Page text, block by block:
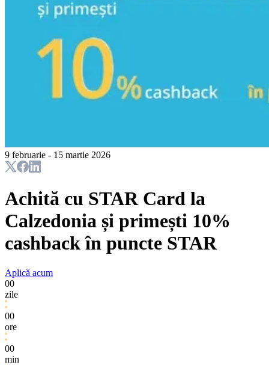
9 februarie - 15 martie 2026
Achită cu STAR Card la
Calzedonia și primești 10%
cashback în puncte STAR
Aplică acum
00
zile
00
ore
00
min